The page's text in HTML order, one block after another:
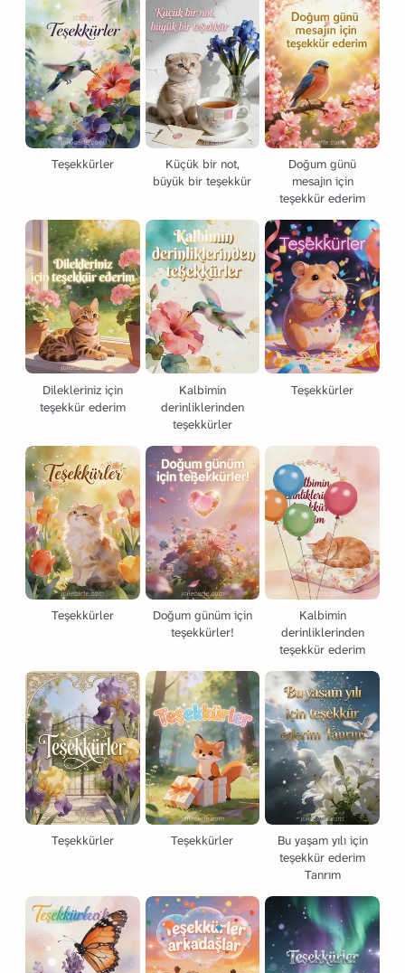
Teşekkürler
Küçük bir not,
büyük bir teşekkür
Doğum günü
mesajın için
teşekkür ederim
Dilekleriniz için
teşekkür ederim
Kalbimin
derinliklerinden
teşekkürler
Teşekkürler
Teşekkürler
Doğum günüm için
teşekkürler!
Kalbimin
derinliklerinden
teşekkür ederim
Teşekkürler Teşekkürler
Bu yaşam yılı için
teşekkür ederim
Tanrım